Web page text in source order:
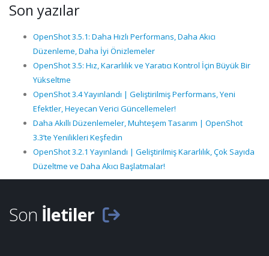
Son yazılar
OpenShot 3.5.1: Daha Hızlı Performans, Daha Akıcı
Düzenleme, Daha İyi Önizlemeler
OpenShot 3.5: Hız, Kararlılık ve Yaratıcı Kontrol İçin Büyük Bir
Yükseltme
OpenShot 3.4 Yayınlandı | Geliştirilmiş Performans, Yeni
Efektler, Heyecan Verici Güncellemeler!
Daha Akıllı Düzenlemeler, Muhteşem Tasarım | OpenShot
3.3’te Yenilikleri Keşfedin
OpenShot 3.2.1 Yayınlandı | Geliştirilmiş Kararlılık, Çok Sayıda
Düzeltme ve Daha Akıcı Başlatmalar!
Son İletiler